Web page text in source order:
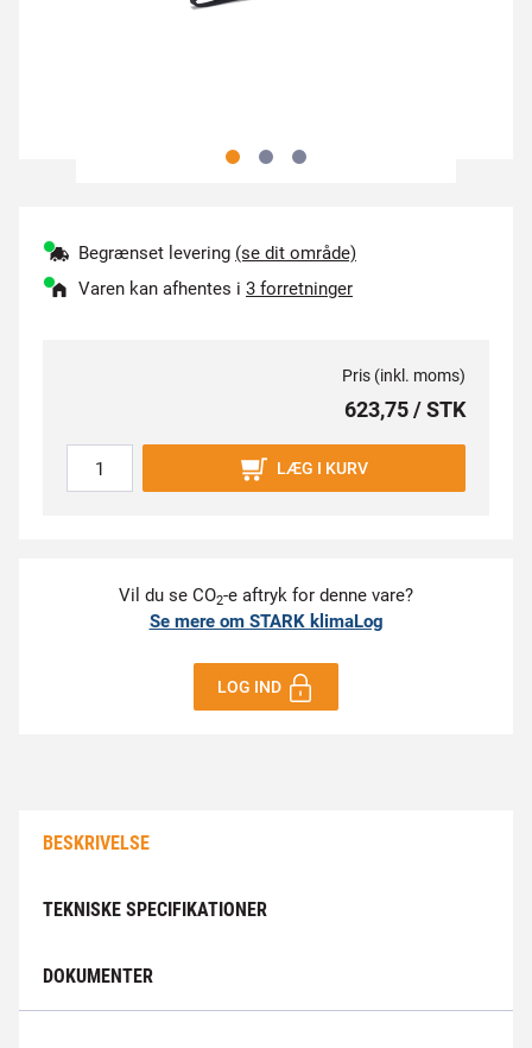
Begrænset levering (se dit område)
Varen kan afhentes i 3 forretninger
Pris (inkl. moms)
623,75 / STK
LÆG I KURV
Vil du se CO2-e aftryk for denne vare?
Se mere om STARK klimaLog
LOG IND
BESKRIVELSE
TEKNISKE SPECIFIKATIONER
DOKUMENTER